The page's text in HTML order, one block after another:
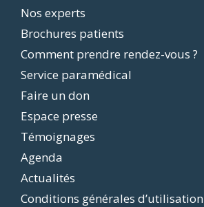
Footer
menu
Nos experts
Brochures patients
Comment prendre rendez-vous ?
Service paramédical
Faire un don
Espace presse
Témoignages
Agenda
Actualités
Conditions générales d’utilisation